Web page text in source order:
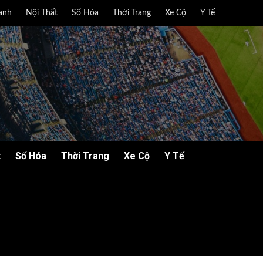
Nội Thất Số Hóa Thời Trang Xe Cộ Y Tế
Số Hóa Thời Trang Xe Cộ Y Tế